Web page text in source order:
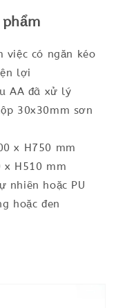
việc có ngăn kéo
lợi
AA đã xử lý
30x30mm sơn
x H750 mm
x H510 mm
nhiên hoặc PU
hoặc đen